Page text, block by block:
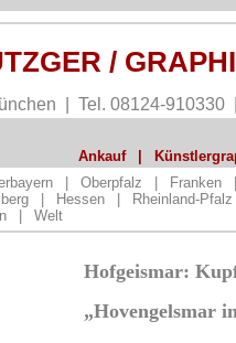
/
| Tel. 08124-
Ankauf
Oberpfalz Franken
Hessen
Rheinland-Pfalz
Welt
Hofgeismar:
„Hovengelsmar